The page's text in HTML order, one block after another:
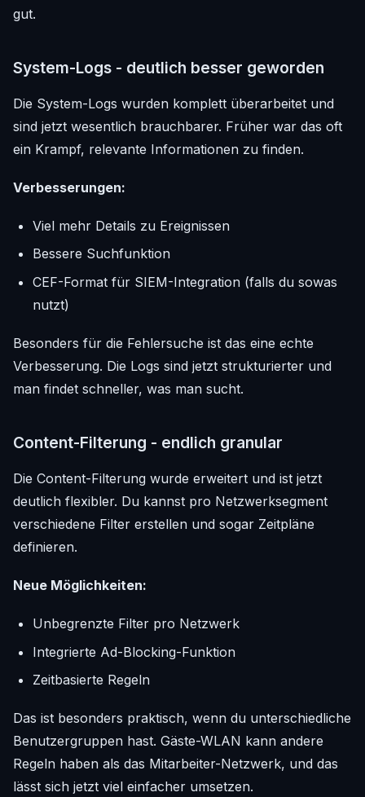
gut.
System-Logs - deutlich besser geworden
Die System-Logs wurden komplett überarbeitet und
sind jetzt wesentlich brauchbarer. Früher war das oft
ein Krampf, relevante Informationen zu finden.
Verbesserungen:
Viel mehr Details zu Ereignissen
Bessere Suchfunktion
CEF-Format für SIEM-Integration (falls du sowas
nutzt)
Besonders für die Fehlersuche ist das eine echte
Verbesserung. Die Logs sind jetzt strukturierter und
man findet schneller, was man sucht.
Content-Filterung - endlich granular
Die Content-Filterung wurde erweitert und ist jetzt
deutlich flexibler. Du kannst pro Netzwerksegment
verschiedene Filter erstellen und sogar Zeitpläne
definieren.
Neue Möglichkeiten:
Unbegrenzte Filter pro Netzwerk
Integrierte Ad-Blocking-Funktion
Zeitbasierte Regeln
Das ist besonders praktisch, wenn du unterschiedliche
Benutzergruppen hast. Gäste-WLAN kann andere
Regeln haben als das Mitarbeiter-Netzwerk, und das
lässt sich jetzt viel einfacher umsetzen.